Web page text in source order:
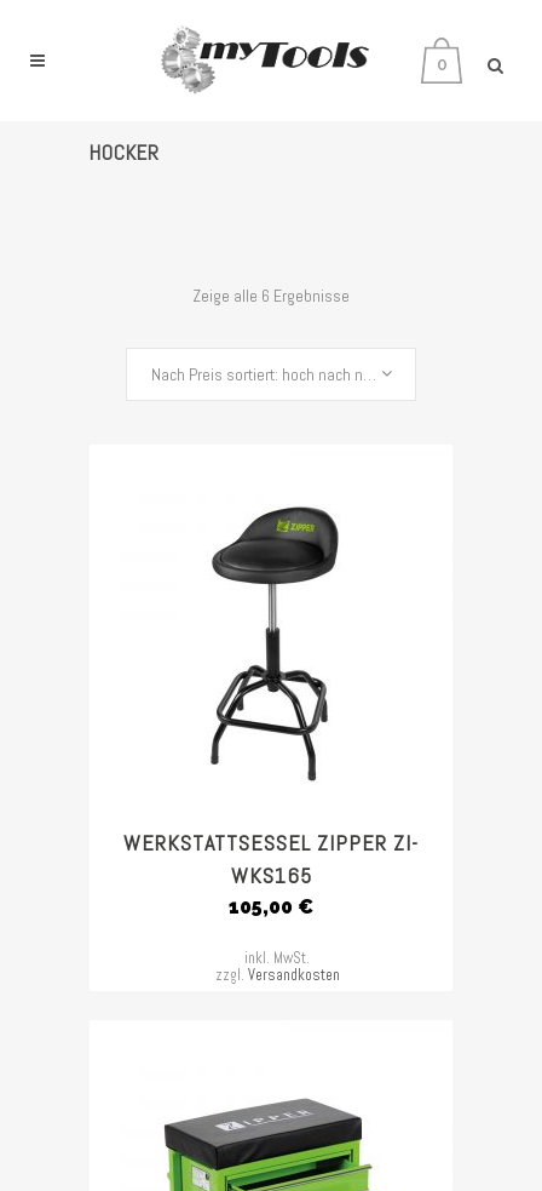
0
HOCKER
Zeige alle 6 Ergebnisse
Nach Preis sortiert: hoch nach niedrig
WERKSTATTSESSEL ZIPPER ZI-
WKS165
105,00 €
inkl. MwSt.
zzgl. Versandkosten